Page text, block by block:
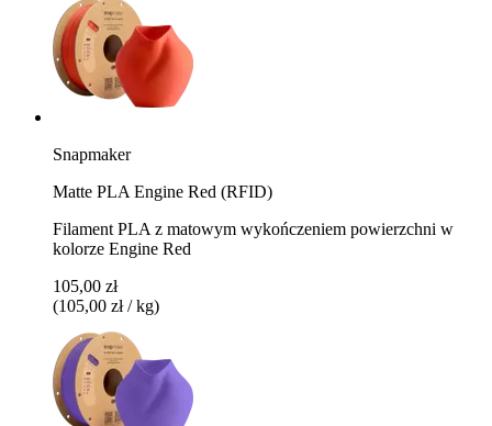
Snapmaker
Matte PLA Engine Red (RFID)
Filament PLA z matowym wykończeniem powierzchni w
kolorze Engine Red
105,00 zł
(105,00 zł / kg)